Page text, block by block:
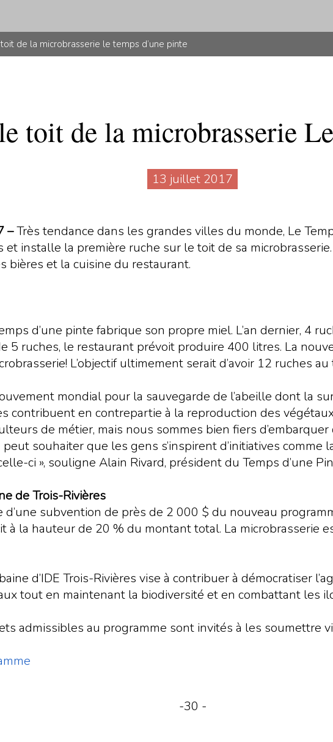
de la microbrasserie le temps d’une pinte
toit de la microbrasserie
13 juillet 2017
–Très tendance dans les grandes villes du monde, Le
installe la première ruche sur le toit de sa
bières et la cuisine du restaurant.
d’une pinte fabrique son propre miel. L’an dernier, 4
5 ruches, le restaurant prévoit produire 400 litres. La
L’objectif ultimement serait d’avoir 12 ruches au
mondial pour la sauvegarde de l’abeille dont la
contribuent en contrepartie à la reproduction des
de métier, mais nous sommes bien fiers
souhaiter que les gens s’inspirent d’initiatives comme
ci », souligne Alain Rivard, président du Temps d’une
de Trois-Rivières
d’une subvention de près de 2 000 $ du nouveau
à la hauteur de 20 % du montant total. La microbrasserie
d’IDE Trois-Rivières vise à contribuer à démocratiser
tout en maintenant la biodiversité et en combattant les
admissibles au programme sont invités à les soumettre
-30 -